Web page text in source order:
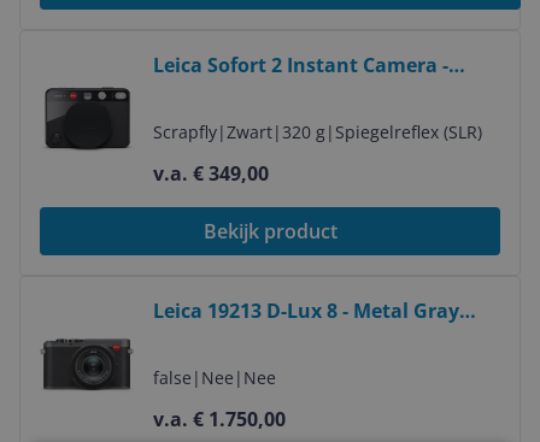
Leica Sofort 2 Instant Camera -
Scrapfly|Zwart| 320 g| Spiegelreflex (SLR)
v.a. € 349,00
Bekijk product
Leica 19213 D-Lux 8 - Metal Gray
false | Nee | Nee
v.a. € 1.750,00